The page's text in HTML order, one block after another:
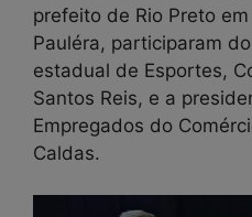
prefeito de Rio Preto
Pauléra, participaram
estadual de Esportes,
Santos Reis, e a
Empregados do
Caldas.